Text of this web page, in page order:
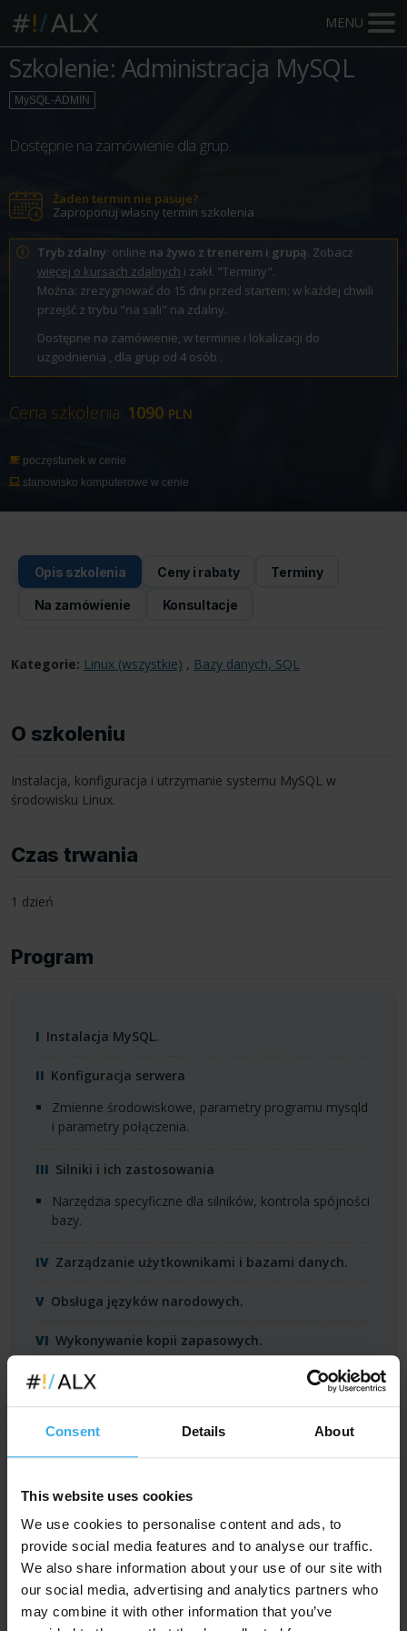
Consent Details About
This website uses cookies
We use cookies to personalise content and ads, to
provide social media features and to analyse our traffic.
We also share information about your use of our site with
our social media, advertising and analytics partners who
may combine it with other information that you’ve
MENU
Szkolenie: Administracja MySQL
MySQL-ADMIN
Dostępne na zamówienie dla grup.
Żaden termin nie pasuje?
Zaproponuj własny termin szkolenia
Tryb zdalny: online na żywo z trenerem i grupą. Zobacz
więcej o kursach zdalnych i zakł. "Terminy".
Można: zrezygnować do 15 dni przed startem; w każdej chwili
przejść z trybu "na sali" na zdalny.
Dostępne na zamówienie, w terminie i lokalizacji do
uzgodnienia , dla grup od 4 osób .
Cena szkolenia: 1090 PLN
poczęstunek w cenie
stanowisko komputerowe w cenie
Opis szkolenia Ceny i rabaty Terminy
Na zamówienie Konsultacje
Kategorie: Linux (wszystkie) , Bazy danych, SQL
O szkoleniu
Instalacja, konfiguracja i utrzymanie systemu MySQL w
środowisku Linux.
Czas trwania
1 dzień
Program
Instalacja MySQL.
Konfiguracja serwera
zmienne środowiskowe, parametry programu mysqld
i parametry połączenia.
Silniki i ich zastosowania
narzędzia specyficzne dla silników, kontrola spójności
bazy.
Zarządzanie użytkownikami i bazami danych.
Obsługa języków narodowych.
Wykonywanie kopii zapasowych.
phpMyAdmin.
uprawnienia i kopie.
Rozwiązywanie problemów.
Pobierz w wersji PDF